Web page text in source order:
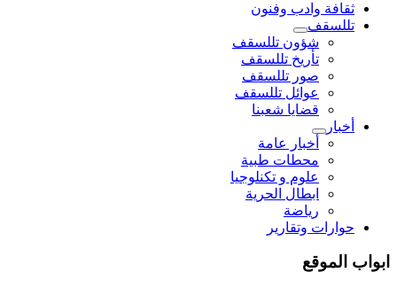
ثقافة وادب وفنون
تللسقف
شؤون تللسقف
تأريخ تللسقف
صور تللسقف
عوائل تللسقف
قضايا شعبنا
أخبار
أخبار عامة
محطات طبية
علوم و تکنلوجیا
ابطال الحرية
رياضة
حوارات وتقارير
ابواب الموقع